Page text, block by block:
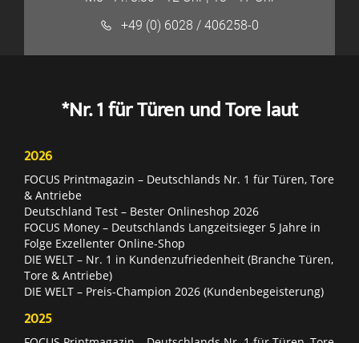
+49 (0) 6028 / 406258-0
*Nr. 1 für Türen und Tore laut
2026
FOCUS Printmagazin – Deutschlands Nr. 1 für Türen, Tore
& Antriebe
Deutschland Test – Bester Onlineshop 2026
FOCUS Money – Deutschlands Langzeitsieger 5 Jahre in
Folge Exzellenter Online-Shop
DIE WELT – Nr. 1 in Kundenzufriedenheit (Branche Türen,
Tore & Antriebe)
DIE WELT – Preis-Champion 2026 (Kundenbegeisterung)
2025